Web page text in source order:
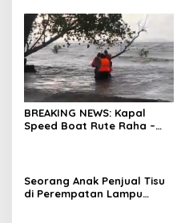
BREAKING NEWS: Kapal
Speed Boat Rute Raha –
Seorang Anak Penjual Tisu
di Perempatan Lampu